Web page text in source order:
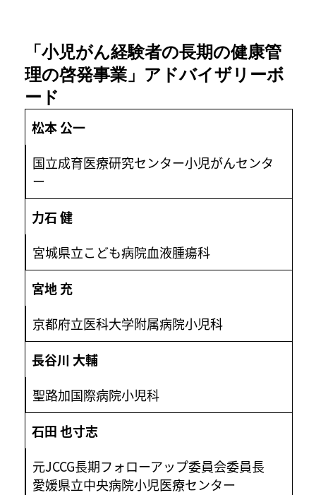
「小児がん経験者の長期の健康管
理の啓発事業」アドバイザリーボ
ード
松本 公一
国立成育医療研究センター小児がんセンタ
ー
力石 健
宮城県立こども病院血液腫瘍科
宮地 充
京都府立医科大学附属病院小児科
長谷川 大輔
聖路加国際病院小児科
石田 也寸志
元JCCG長期フォローアップ委員会委員長
愛媛県立中央病院小児医療センター